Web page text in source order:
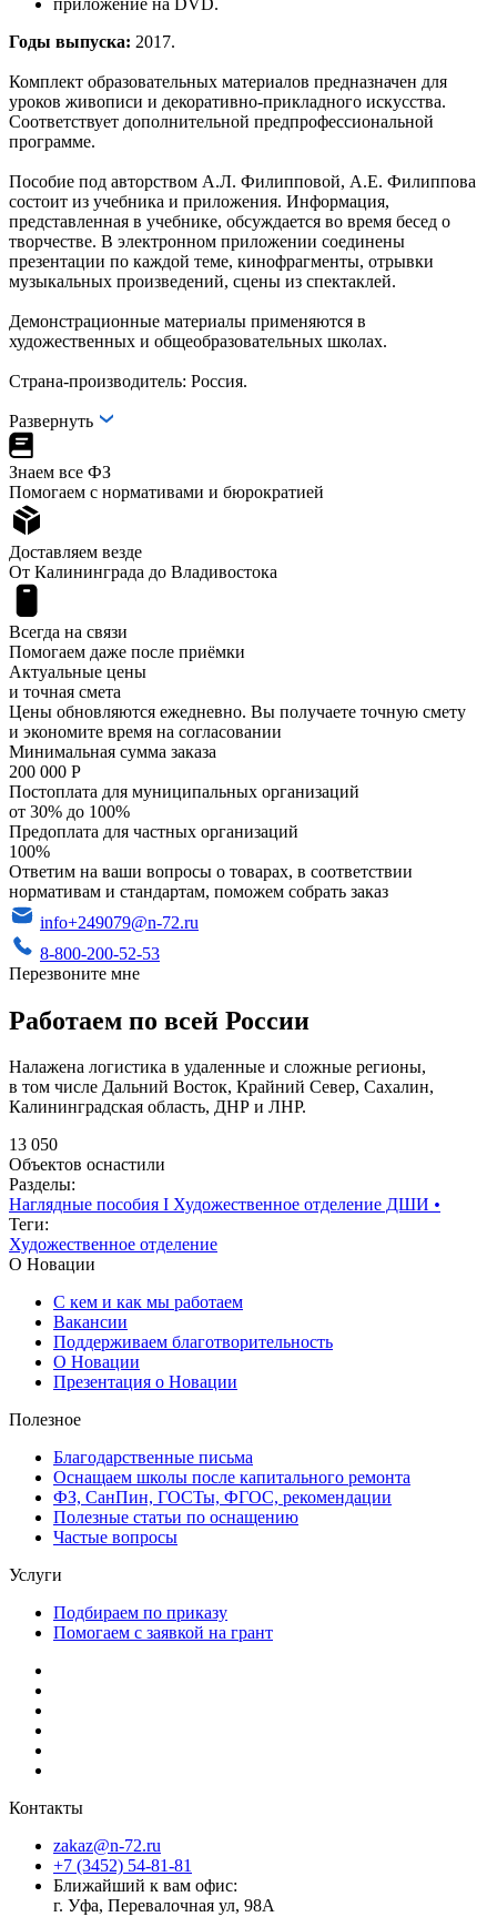
Годы выпуска: 2017.
Комплект образовательных материалов предназначен для
уроков живописи и декоративно-прикладного искусства.
Соответствует дополнительной предпрофессиональной
программе.
Пособие под авторством А.Л. Филипповой, А.Е. Филиппова
состоит из учебника и приложения. Информация,
представленная в учебнике, обсуждается во время бесед о
творчестве. В электронном приложении соединены
презентации по каждой теме, кинофрагменты, отрывки
музыкальных произведений, сцены из спектаклей.
Демонстрационные материалы применяются в
художественных и общеобразовательных школах.
Страна-производитель: Россия.
Развернуть
Знаем все ФЗ
Помогаем с нормативами и бюрократией
Доставляем везде
От Калининграда до Владивостока
Всегда на связи
Помогаем даже после приёмки
Актуальные цены
и точная смета
Цены обновляются ежедневно. Вы получаете точную смету
и экономите время на согласовании
Минимальная сумма заказа
200 000 Р
Постоплата для муниципальных организаций
от 30% до 100%
Предоплата для частных организаций
100%
Ответим на ваши вопросы о товарах, в соответствии
нормативам и стандартам, поможем собрать заказ
info+249079@n-72.ru
8-800-200-52-53
Перезвоните мне
Работаем по всей России
Налажена логистика в удаленные и сложные регионы,
в том числе Дальний Восток, Крайний Север, Сахалин,
Калининградская область, ДНР и ЛНР.
13 050
Объектов оснастили
Разделы:
Наглядные пособия I Художественное отделение ДШИ •
Теги:
Художественное отделение
О Новации
С кем и как мы работаем
Вакансии
Поддерживаем благотворительность
О Новации
Презентация о Новации
Полезное
Благодарственные письма
Оснащаем школы после капитального ремонта
ФЗ, СанПин, ГОСТы, ФГОС, рекомендации
Полезные статьи по оснащению
Частые вопросы
Услуги
Подбираем по приказу
Помогаем с заявкой на грант
Контакты
zakaz@n-72.ru
+7 (3452) 54-81-81
Ближайший к вам офис:
г. Уфа, Перевалочная ул, 98А